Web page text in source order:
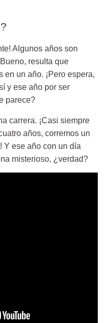
Algunos años son
resulta que
en un año. ¡Pero espera,
y ese año por ser
parece?
carrera. ¡Casi siempre
años, corremos un
Y ese año con un día
misterioso, ¿verdad?